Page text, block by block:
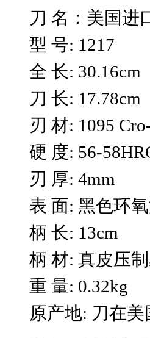
刀 名：美国进
型 号: 1217
全 长: 30.16cm
刀 长: 17.78cm
刃 材: 1095
硬 度: 56-
刃 厚: 4mm
表 面: 黑色环
柄 长: 13cm
柄 材: 真皮压
重 量: 0.32kg
原产地: 刀在